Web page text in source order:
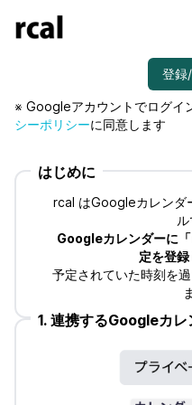
※ Googleアカウントでログイ
シーポリシーに同意します
はじめに
rcal はGoogleカレンダ
ル
Googleカレンダーに
定を登録
予定されていた時刻を
1. 連携するGoogleカ